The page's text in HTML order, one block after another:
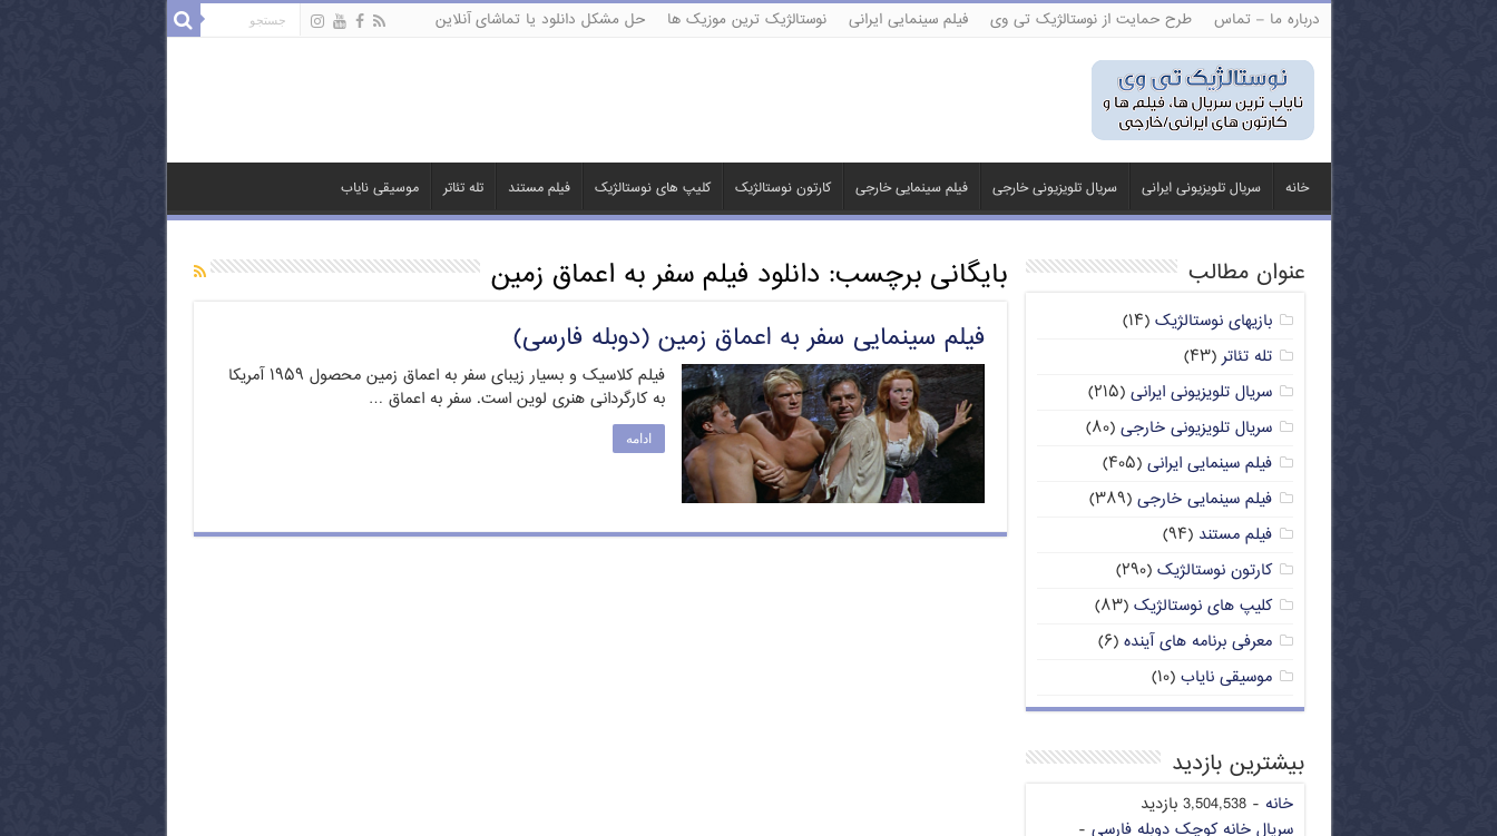
درباره ما – تماس طرح حمایت از نوستالژیک تی وی فیلم سینمایی ایرانی نوستالژیک ترین موزیک ها حل مشکل دانلود یا تماشای آنلاین
خانه سریال تلویزیونی ایرانی سریال تلویزیونی خارجی فیلم سینمایی خارجی کارتون نوستالژیک کلیپ های نوستالژیک فیلم مستند تله تئاتر موسیقی نایاب
بایگانی برچسب: دانلود فیلم سفر به اعماق زمین
فیلم سینمایی سفر به اعماق زمین (دوبله فارسی)
فیلم کلاسیک و بسیار زیبای سفر به اعماق زمین محصول ۱۹۵۹ آمریکا
به کارگردانی هنری لوین است. سفر به اعماق …
ادامه
عنوان مطالب
بازیهای نوستالژیک (۱۴)
تله تئاتر(۴۳)
سریال تلویزیونی ایرانی (۲۱۵)
سریال تلویزیونی خارجی (۸۰)
فیلم سینمایی ایرانی (۴۰۵)
فیلم سینمایی خارجی (۳۸۹)
فیلم مستند (۹۴)
کارتون نوستالژیک (۲۹۰)
کلیپ های نوستالژیک (۸۳)
معرفی برنامه های آینده (۶)
موسیقی نایاب (۱۰)
بیشترین بازدید
خانه - 3,504,538 بازدید
سریال خانه کوچک دوبله فارسی -